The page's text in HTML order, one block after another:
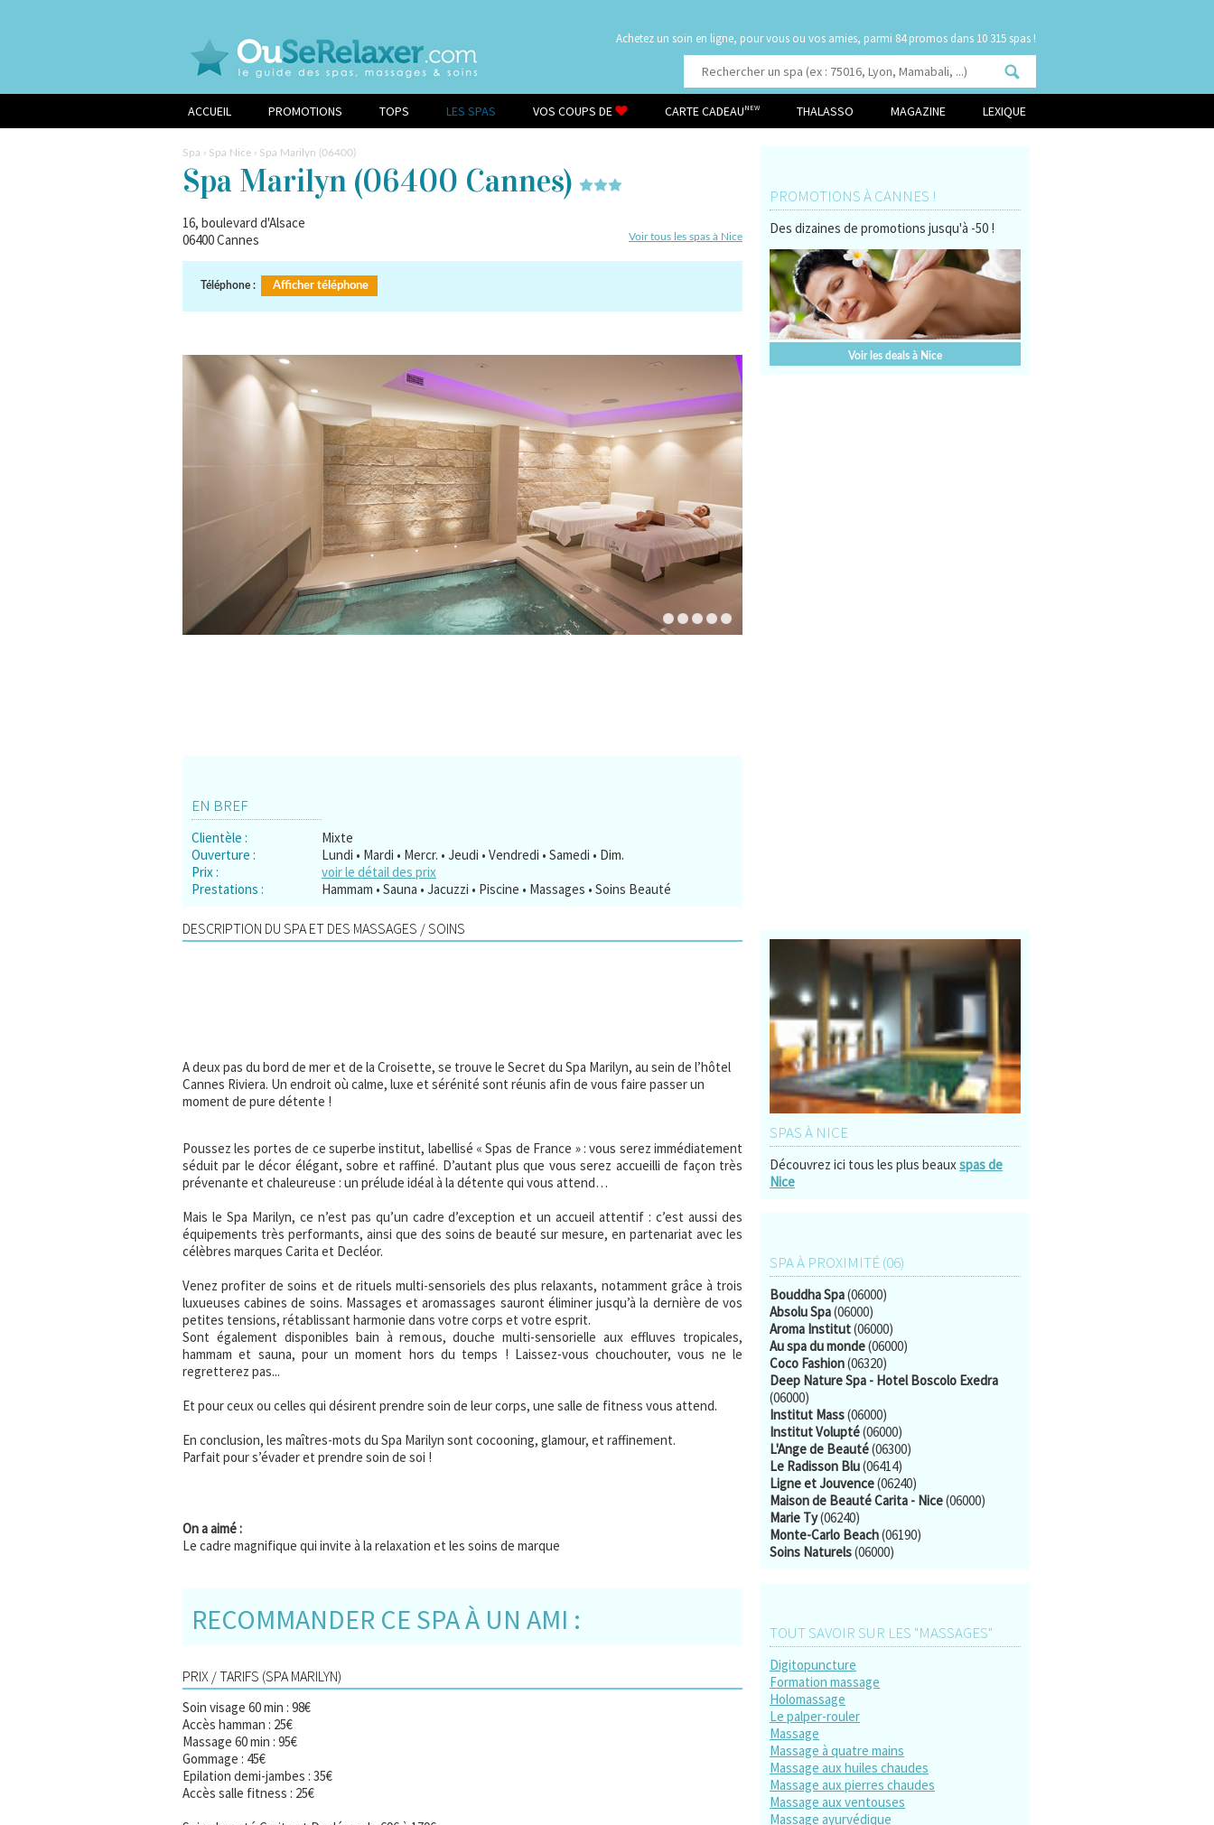
Achetez un soin en ligne, pour vous ou vos amies, parmi dans 10 315 spas !
ACCUEIL PROMOTIONS TOPS LES SPAS VOS COUPS DE CARTE CADEAU NEW THALASSO MAGAZINE LEXIQUE
Spa › Spa Nice › Spa Marilyn (06400)
Spa Marilyn (06400 Cannes)
16, boulevard d'Alsace
06400Cannes Voir tous les spas à Nice
Téléphone : Afficher téléphone
EN BREF
Clientèle :
Mixte
Ouverture :
Lundi • Mardi • Mercr. • Jeudi • Vendredi • Samedi • Dim.
Prix :
voir le détail des prix
Prestations :
Hammam • Sauna • Jacuzzi • Piscine • Massages • Soins Beauté
DESCRIPTION DU SPA ET DES MASSAGES / SOINS
A deux pas du bord de mer et de la Croisette, se trouve le Secret du Spa Marilyn, au sein de l’hôtel
Cannes Riviera. Un endroit où calme, luxe et sérénité sont réunis afin de vous faire passer un
moment de pure détente !
Poussez les portes de ce superbe institut, labellisé « Spas de France » : vous serez immédiatement
séduit par le décor élégant, sobre et raffiné. D’autant plus que vous serez accueilli de façon très
prévenante et chaleureuse : un prélude idéal à la détente qui vous attend…
Mais le Spa Marilyn, ce n’est pas qu’un cadre d’exception et un accueil attentif : c’est aussi des
équipements très performants, ainsi que des soins de beauté sur mesure, en partenariat avec les
célèbres marques Carita et Decléor.
Venez profiter de soins et de rituels multi-sensoriels des plus relaxants, notamment grâce à trois
luxueuses cabines de soins. Massages et aromassages sauront éliminer jusqu’à la dernière de vos
petites tensions, rétablissant harmonie dans votre corps et votre esprit.
Sont également disponibles bain à remous, douche multi-sensorielle aux effluves tropicales,
hammam et sauna, pour un moment hors du temps ! Laissez-vous chouchouter, vous ne le
regretterez pas...
Et pour ceux ou celles qui désirent prendre soin de leur corps, une salle de fitness vous attend.
En conclusion, les maîtres-mots du Spa Marilyn sont cocooning, glamour, et raffinement.
Parfait pour s’évader et prendre soin de soi !
On a aimé :
Le cadre magnifique qui invite à la relaxation et les soins de marque
RECOMMANDER CE SPA À UN AMI :
PRIX / TARIFS (SPA MARILYN)
Soin visage 60 min : 98€
Accès hamman : 25€
Massage 60 min : 95€
Gommage : 45€
Epilation demi-jambes : 35€
Accès salle fitness : 25€
PROMOTIONS À CANNES !
Des dizaines de promotions jusqu'à -50 !
Voir les deals à Nice
SPAS À NICE
Découvrez ici tous les plus beauxspas de
Nice
SPA À PROXIMITÉ (06)
Bouddha Spa(06000)
Absolu Spa(06000)
Aroma Institut(06000)
Au spa du monde(06000)
Coco Fashion(06320)
Deep Nature Spa - Hotel Boscolo Exedra
(06000)
Institut Mass(06000)
Institut Volupté(06000)
L'Ange de Beauté(06300)
Le Radisson Blu(06414)
Ligne et Jouvence(06240)
Maison de Beauté Carita - Nice(06000)
Marie Ty(06240)
Monte-Carlo Beach(06190)
Soins Naturels(06000)
TOUT SAVOIR SUR LES "MASSAGES"
Digitopuncture
Formation massage
Holomassage
Le palper-rouler
Massage
Massage à quatre mains
Massage aux huiles chaudes
Massage aux pierres chaudes
Massage aux ventouses
Massage ayurvédique